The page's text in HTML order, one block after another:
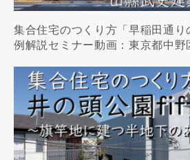
集合住宅のつくり方「早稲田通
例解説セミナー動画：東京都中野